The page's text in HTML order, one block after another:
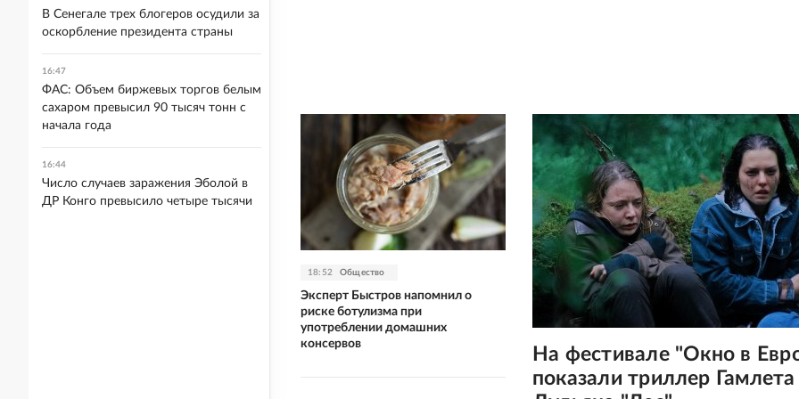
На фестивале "Окно в
показали триллер Гамлета
18:52 Общество
Эксперт Быстров напомнил о
риске ботулизма при
употреблении домашних
консервов
В Сенегале трех блогеров осудили за
оскорбление президента страны
16:47
ФАС: Объем биржевых торгов белым
сахаром превысил 90 тысяч тонн с
начала года
16:44
Число случаев заражения Эболой в
ДР Конго превысило четыре тысячи